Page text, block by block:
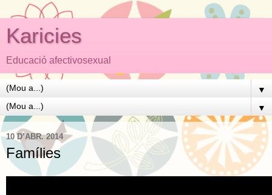
Karicies
Educació afectivosexual
▼
▼
10 D’ABR. 2014
Famílies